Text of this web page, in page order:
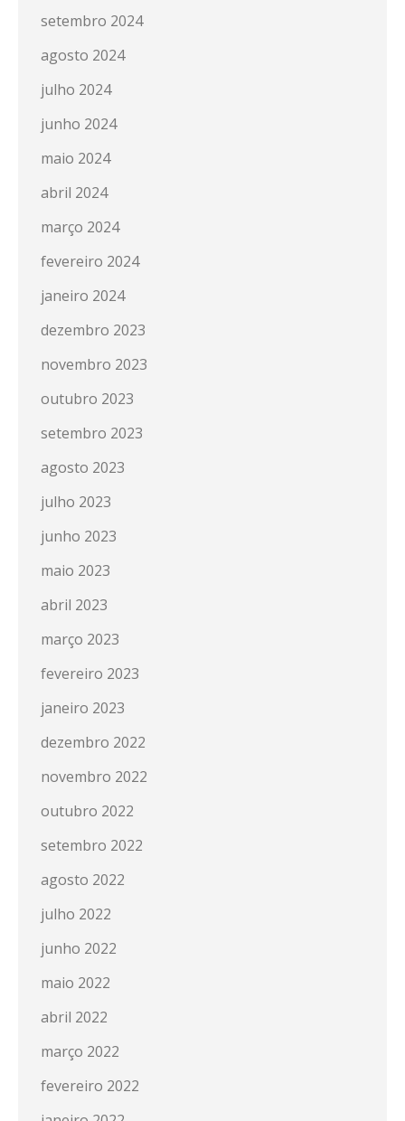
setembro 2024
agosto 2024
julho 2024
junho 2024
maio 2024
abril 2024
março 2024
fevereiro 2024
janeiro 2024
dezembro 2023
novembro 2023
outubro 2023
setembro 2023
agosto 2023
julho 2023
junho 2023
maio 2023
abril 2023
março 2023
fevereiro 2023
janeiro 2023
dezembro 2022
novembro 2022
outubro 2022
setembro 2022
agosto 2022
julho 2022
junho 2022
maio 2022
abril 2022
março 2022
fevereiro 2022